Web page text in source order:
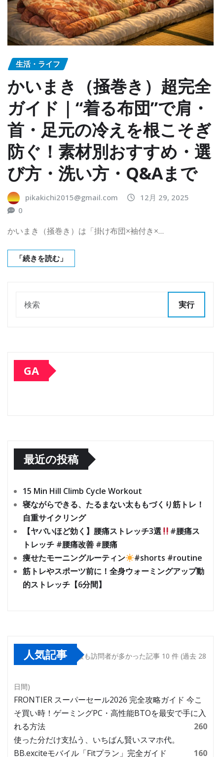
生活・ライフ
かいまき（掻巻き）超完全
ガイド｜“着る布団”で肩・
首・足元の冷えを根こそぎ
防ぐ！素材別おすすめ・選
び方・洗い方・Q&Aまで
pikakichi2015@gmail.com
12月 29, 2025
0
かいまき（掻巻き）は「掛け布団×袖付き×…
「続きを読む」
実行
GA
最近の投稿
15 Min Hill Climb Cycle Workout
寝ながらできる、たるまない太ももづくり筋トレ！
自重サイクリング
【ヤバいほど効く】腰痛ストレッチ3選
#腰痛ス
トレッチ #腰痛改善 #腰痛
痩せたモーニングルーティン
#shorts #routine
筋トレやスポーツ前に！全身ウォーミングアップ動
的ストレッチ【6分間】
人気記事 最も訪問者が多かった記事 10 件 (過去 28
日間)
FRONTIER スーパーセール2026 完全攻略ガイド 今こ
そ買い時！ゲーミングPC・高性能BTOを最安で手に入
れる方法
260
使った分だけ支払う、いちばん賢いスマホ代。
BB.exciteモバイル「Fitプラン」完全ガイド
160